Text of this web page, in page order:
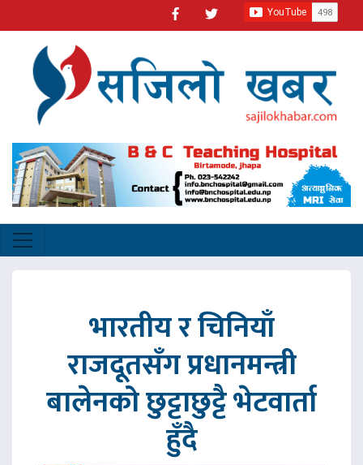
भारतीय र चिनियाँ
राजदूतसँग प्रधानमन्त्री
बालेनको छुट्टाछुट्टै भेटवार्ता
हुँदै